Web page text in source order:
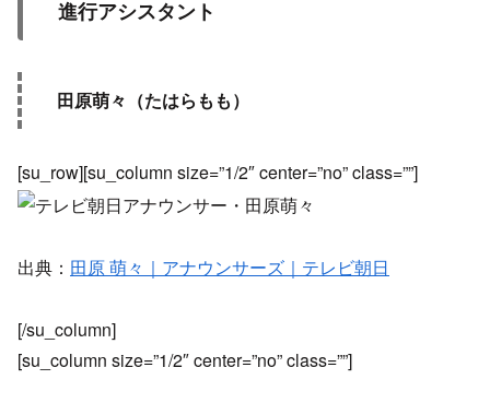
進行アシスタント
田原萌々（たはらもも）
[su_row][su_column size=”1/2″ center=”no” class=””]
出典： 田原 萌々｜アナウンサーズ｜テレビ朝日
[/su_column]
[su_column size=”1/2″ center=”no” class=””]